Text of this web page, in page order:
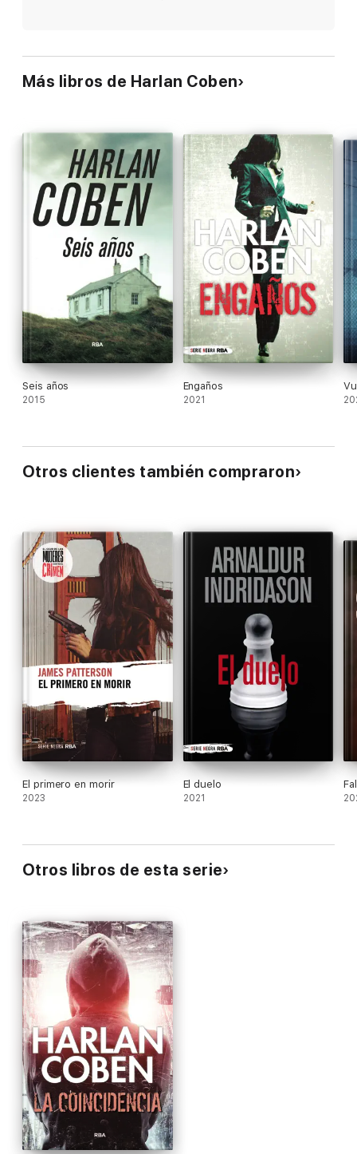
Más libros de Harlan Coben
Seis años
2015
Engaños
2021
Otros clientes también compraron
El primero en morir
2023
El duelo
2021
Otros libros de esta serie